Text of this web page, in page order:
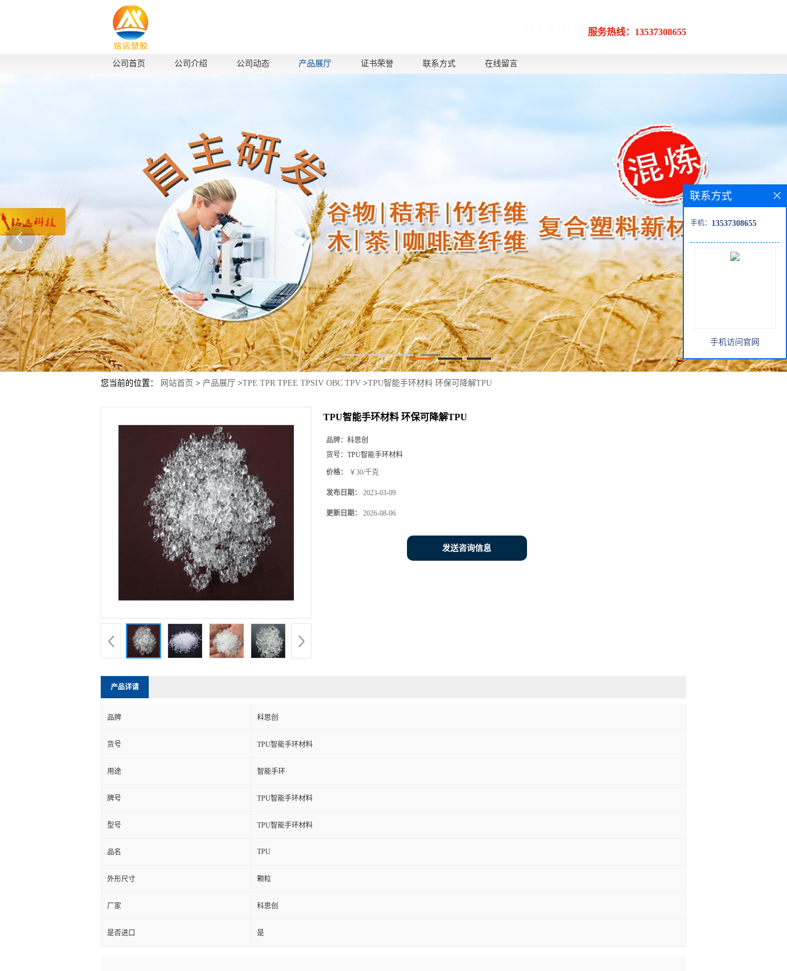
服务热线：13537308655
公司首页 公司介绍 公司动态 产品展厅 证书荣誉 联系方式 在线留言
您当前的位置： 网站首页 > 产品展厅 >TPE TPR TPEE TPSIV OBC TPV >TPU智能手环材料 环保可降解TPU
TPU智能手环材料 环保可降解TPU
品牌： 科思创
货号： TPU智能手环材料
价格： ￥30/千克
发布日期： 2023-03-09
更新日期： 2026-08-06
发送咨询信息
产品详请
品牌 科思创
货号 TPU智能手环材料
用途 智能手环
牌号 TPU智能手环材料
型号 TPU智能手环材料
品名 TPU
外形尺寸 颗粒
厂家 科思创
是否进口 是
联系方式
手机： 13537308655
手机访问官网